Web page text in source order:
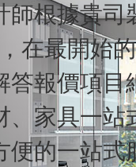
根據貴司
在最開始的
報價項目
建材、家具一
的一站式服